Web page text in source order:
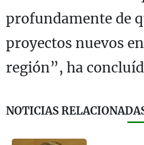
profundamente de
proyectos nuevos
región”, ha
NOTICIAS